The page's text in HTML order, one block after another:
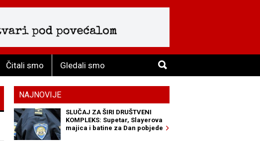
Čitali smo Gledali smo
NAJNOVIJE
SLUČAJ ZA ŠIRI DRUŠTVENI
KOMPLEKS: Supetar, Slayerova
majica i batine za Dan pobjede